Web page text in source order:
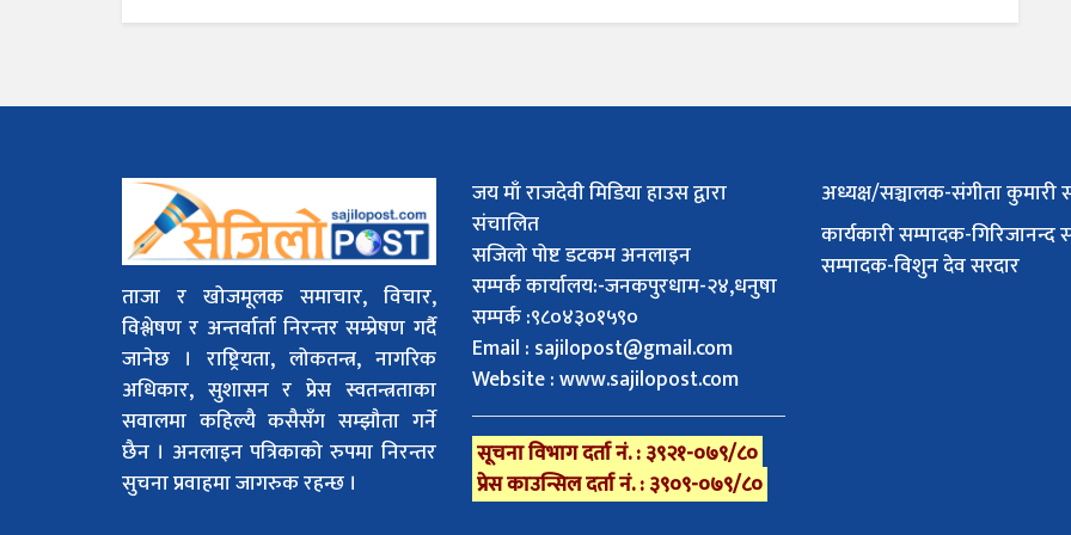
ताजा र खोजमूलक समाचार, विचार,
विश्लेषण र अन्तर्वार्ता निरन्तर सम्प्रेषण गर्दै
जानेछ । राष्ट्रियता, लोकतन्त्र, नागरिक
अधिकार, सुशासन र प्रेस स्वतन्त्रताका
सवालमा कहिल्यै कसैसँग सम्झौता गर्ने
छैन । अनलाइन पत्रिकाको रुपमा निरन्तर
सुचना प्रवाहमा जागरुक रहन्छ ।
जय माँ राजदेवी मिडिया हाउस द्वारा
संचालित
सजिलो पोष्ट डटकम अनलाइन
सम्पर्क कार्यालय:-जनकपुरधाम-२४,धनुषा
सम्पर्क :९८०४३०१५९०
Email : sajilopost@gmail.com
Website : www.sajilopost.com
सूचना विभाग दर्ता नं. : ३९२१-०७९/८०
प्रेस काउन्सिल दर्ता नं. : ३९०९-०७९/८०
अध्यक्ष/सञ्चालक-संगीता कुमारी
कार्यकारी सम्पादक-गिरिजानन्द
सम्पादक-विशुन देव सरदार